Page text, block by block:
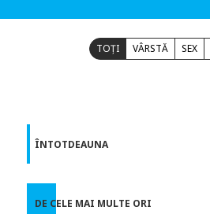
TOȚI VÂRSTĂ SEX
ÎNTOTDEAUNA
DE CELE MAI MULTE ORI